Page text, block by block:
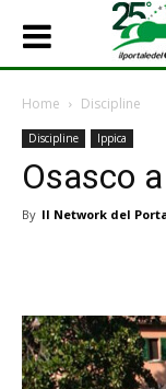
Home Discipline
Discipline Ippica
Osasco
By Il Network del